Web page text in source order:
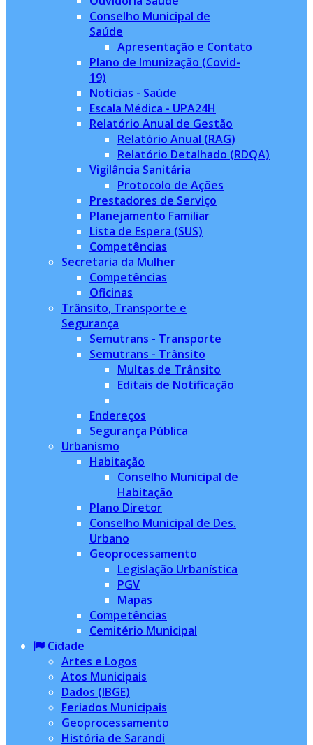
Conselho Municipal de
Saúde
Apresentação e Contato
Plano de Imunização (Covid-
19)
Notícias - Saúde
Escala Médica - UPA24H
Relatório Anual de Gestão
Relatório Anual (RAG)
Relatório Detalhado (RDQA)
Vigilância Sanitária
Protocolo de Ações
Prestadores de Serviço
Planejamento Familiar
Lista de Espera (SUS)
Competências
Secretaria da Mulher
Competências
Oficinas
Trânsito, Transporte e
Segurança
Semutrans - Transporte
Semutrans - Trânsito
Multas de Trânsito
Editais de Notificação
Endereços
Segurança Pública
Urbanismo
Habitação
Conselho Municipal de
Habitação
Plano Diretor
Conselho Municipal de Des.
Urbano
Geoprocessamento
Legislação Urbanística
PGV
Mapas
Competências
Cemitério Municipal
Cidade
Artes e Logos
Atos Municipais
Dados (IBGE)
Feriados Municipais
Geoprocessamento
História de Sarandi